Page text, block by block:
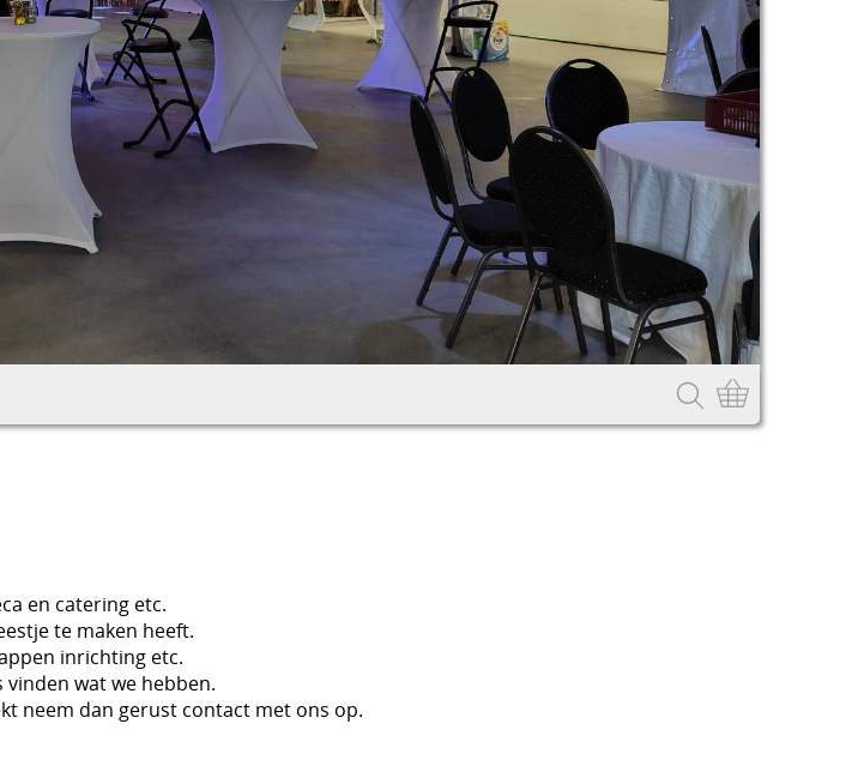
en catering etc.
te maken heeft.
inrichting etc.
vinden wat we hebben.
neem dan gerust contact met ons op.